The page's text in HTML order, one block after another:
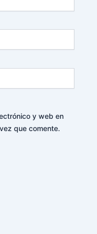
y web en
que comente.